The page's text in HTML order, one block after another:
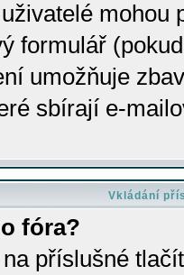
mohou
formulář
umožňuje
sbírají e-
Vkládání
fóra?
příslušné